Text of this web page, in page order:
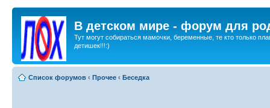
В детском мире - форум для
Тут могут собираться мамочки, беременные, те кто только
детишек!!!:)
Список форумов ‹ Прочее ‹ Беседка